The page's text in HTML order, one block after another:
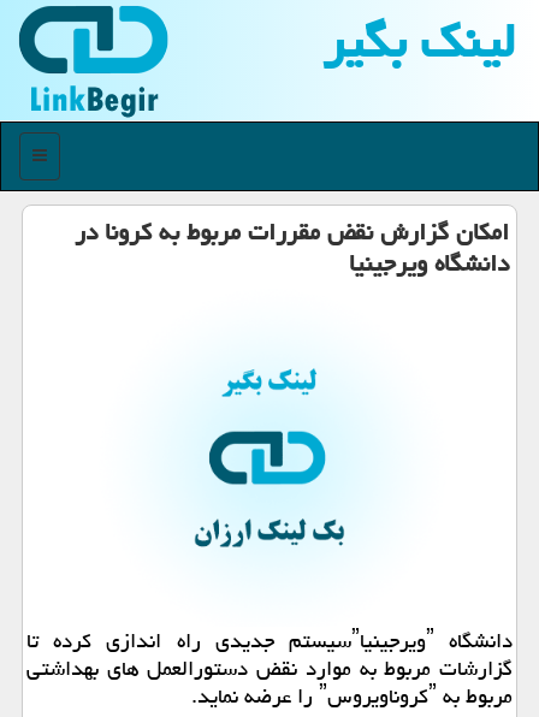
لینك بگیر
منو
امكان گزارش نقض مقررات مربوط به كرونا در
دانشگاه ویرجینیا
دانشگاه ˮویرجینیاˮسیستم جدیدی راه اندازی كرده تا
گزارشات مربوط به موارد نقض دستورالعمل های بهداشتی
مربوط به ˮكروناویروسˮ را عرضه نماید.